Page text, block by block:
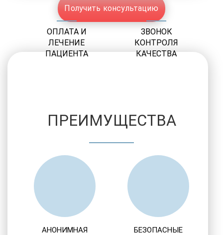
Получить консультацию
ОПЛАТА И
ЛЕЧЕНИЕ
ПАЦИЕНТА
ЗВОНОК
КОНТРОЛЯ
КАЧЕСТВА
ПРЕИМУЩЕСТВА
АНОНИМНАЯ
БЕЗОПАСНЫЕ